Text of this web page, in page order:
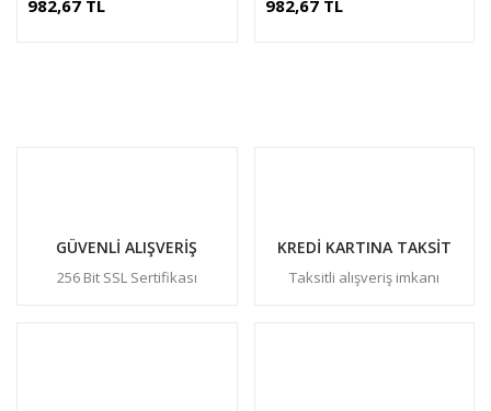
982,67 TL 982,67 TL
GÜVENLİ ALIŞVERİŞ
256 Bit SSL Sertifikası
KREDİ KARTINA TAKSİT
Taksitli alışveriş imkanı